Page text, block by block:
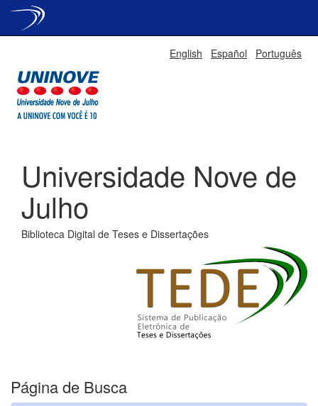
English Español Português
Universidade Nove de
Julho
Biblioteca Digital de Teses e Dissertações
Página de Busca